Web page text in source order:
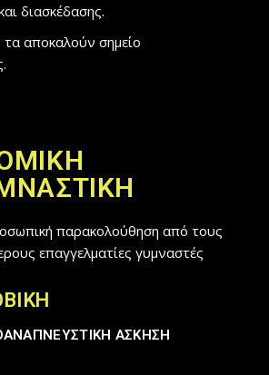
διασκέδασης.
τα αποκαλούν σημείο
.
παρακολούθηση από τους
επαγγελματίες γυμναστές
ΑΣΚΗΣΗ